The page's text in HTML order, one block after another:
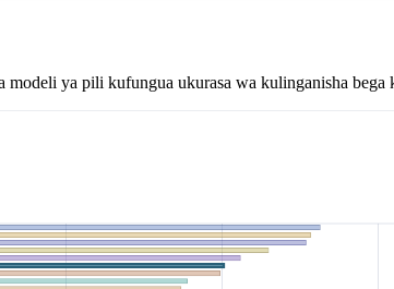
modeli ya pili kufungua ukurasa wa kulinganisha bega